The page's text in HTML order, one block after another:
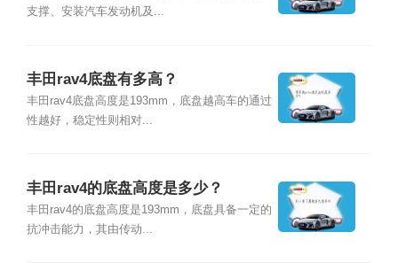
支撑、安装汽车发动机及...
丰田rav4底盘有多高？
丰田rav4底盘高度是193mm，底盘越高车的通过
性越好，稳定性则相对...
丰田rav4的底盘高度是多少？
丰田rav4的底盘高度是193mm，底盘具备一定的
抗冲击能力，其由传动...